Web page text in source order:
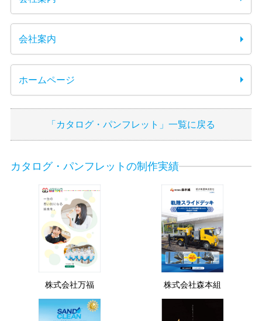
会社案内
ホームページ
「カタログ・パンフレット」一覧に戻る
カタログ・パンフレットの制作実績
株式会社万福 株式会社森本組